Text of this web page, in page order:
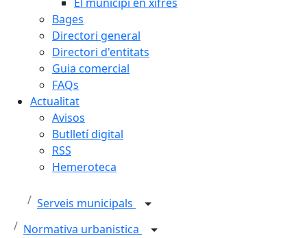
Bages
Directori general
Directori d'entitats
Guia comercial
FAQs
Actualitat
Avisos
Butlletí digital
RSS
Hemeroteca
Serveis municipals
Normativa urbanistica